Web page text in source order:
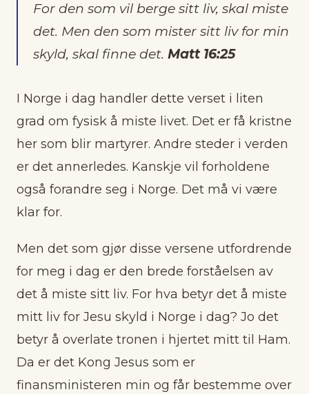
For den som vil berge sitt liv, skal miste
det. Men den som mister sitt liv for min
skyld, skal finne det. Matt 16:25
I Norge i dag handler dette verset i liten
grad om fysisk å miste livet. Det er få kristne
her som blir martyrer. Andre steder i verden
er det annerledes. Kanskje vil forholdene
også forandre seg i Norge. Det må vi være
klar for.
Men det som gjør disse versene utfordrende
for meg i dag er den brede forståelsen av
det å miste sitt liv. For hva betyr det å miste
mitt liv for Jesu skyld i Norge i dag? Jo det
betyr å overlate tronen i hjertet mitt til Ham.
Da er det Kong Jesus som er
finansministeren min og får bestemme over